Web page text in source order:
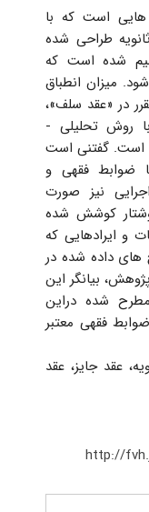
هایی است که با
طراحی شده
شده است که
میزان انطباق
در «عقد سلف»،
روش تحلیلی -
است. گفتنی است
ضوابط فقهی و
نیز صورت
کوشش شده
و ایرادهایی که
های داده شده در
بیانگر این
شده دراین
فقهی معتبر
عقد جایز، عقد
http://